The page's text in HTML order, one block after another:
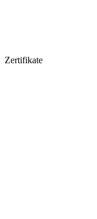
Zertifikate